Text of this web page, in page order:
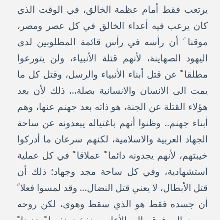
يرتعب فقط أمام عظمة الخالق، في الوقت الذي
كان يرعب فيه أعداء الخالق في كل عصر ومصر،
موقنا ً أن رأسه في رأس قائمة المطلوبين لدى
اليهود الصهاينة، لأنهم قتلة الأنبياء، ولن يتورعوا
مطلقا ً عن قتل أبناء الأنبياء والرسل، وقتل كل ما
يمت الى الانسان والانسانية بصلة... ذلك لأن بعد
هؤلاء القتلة عن الجنة، هو ذاته بعد جهنم عنها، وهم
أبناء جهنم.. وظنوا أنهم باغتياله يبعدونه عن ساحة
الجهاد العربية والاسلامية، لكنهم سرعان ما أدركوا
خيبتهم، لأنهم يجدونه دائما ً عملاقا ً في كل عملية
استشهادية، وفي كل ساحة مجد وجهاد؛ ذلك أن
قتل الأبطال، لا يعني قتل النضال... وقد لمسوا فعلا ً
أن جسده فقط هو الذي سقط وهوى، لكن روحه